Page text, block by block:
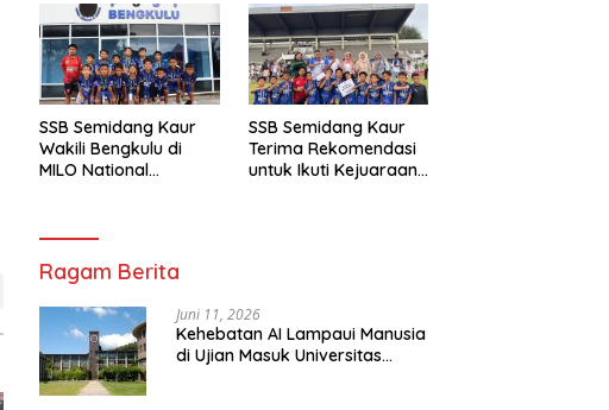
SSB Semidang Kaur
Wakili Bengkulu di
MILO National
SSB Semidang Kaur
Terima Rekomendasi
untuk Ikuti Kejuaraan
Ragam Berita
Juni 11, 2026
Kehebatan AI Lampaui Manusia
di Ujian Masuk Universitas